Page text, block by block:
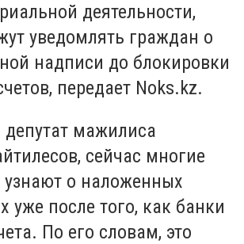
деятельности,
уведомлять граждан о
надписи до блокировки
передает Noks.kz.
мажилиса
сейчас многие
узнают о наложенных
уже после того, как банки
По его словам, это